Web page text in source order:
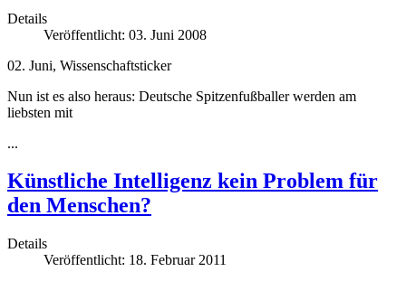
Details
Veröffentlicht: 03. Juni 2008
02. Juni, Wissenschaftsticker
Nun ist es also heraus: Deutsche Spitzenfußballer werden am
liebsten mit
...
Künstliche Intelligenz kein Problem für
den Menschen?
Details
Veröffentlicht: 18. Februar 2011